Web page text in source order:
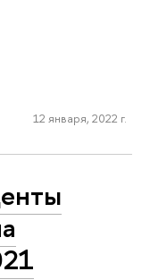
12 января, 2022 г.